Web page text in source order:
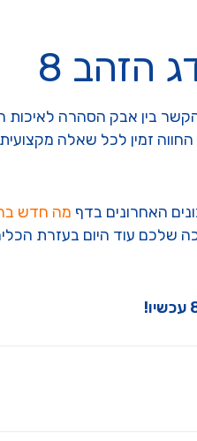
הזהב 8
בין אבק הסהרה לאיכות
החווה זמין לכל שאלה
האחרונים בדף מה חדש
שלכם עוד היום בעזרת